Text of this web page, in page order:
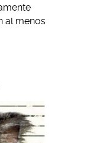
al menos